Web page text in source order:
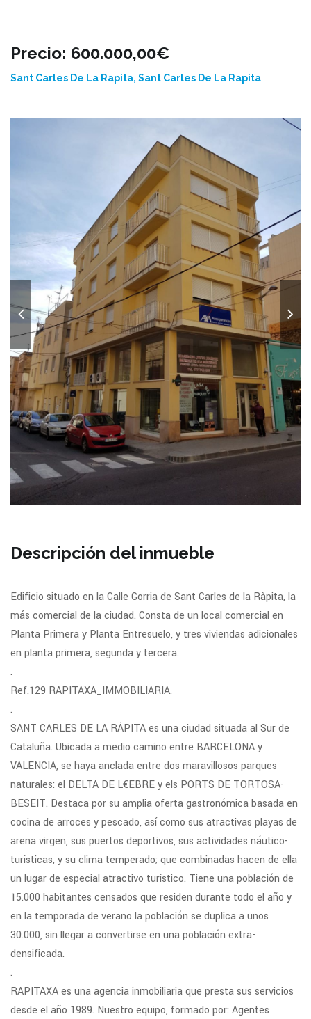
Precio: 600.000,00€
Sant Carles De La Rapita, Sant Carles De La Rapita
Descripción del inmueble
Edificio situado en la Calle Gorria de Sant Carles de la Ràpita, la
más comercial de la ciudad. Consta de un local comercial en
Planta Primera y Planta Entresuelo, y tres viviendas adicionales
en planta primera, segunda y tercera.
.
Ref.129 RAPITAXA_IMMOBILIARIA.
.
SANT CARLES DE LA RÀPITA es una ciudad situada al Sur de
Cataluña. Ubicada a medio camino entre BARCELONA y
VALENCIA, se haya anclada entre dos maravillosos parques
naturales: el DELTA DE L€EBRE y els PORTS DE TORTOSA-
BESEIT. Destaca por su amplia oferta gastronómica basada en
cocina de arroces y pescado, así como sus atractivas playas de
arena virgen, sus puertos deportivos, sus actividades náutico-
turísticas, y su clima temperado; que combinadas hacen de ella
un lugar de especial atractivo turístico. Tiene una población de
15.000 habitantes censados que residen durante todo el año y
en la temporada de verano la población se duplica a unos
30.000, sin llegar a convertirse en una población extra-
densificada.
.
RAPITAXA es una agencia inmobiliaria que presta sus servicios
desde el año 1989. Nuestro equipo, formado por: Agentes